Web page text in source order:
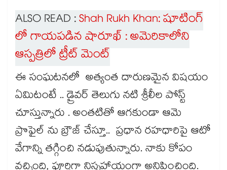
ALSO READ :Shah Rukh Khan: షూటింగ్
లో గాయపడిన షారూఖ్ : అమెరికాలోని
ఆస్పత్రిలో ట్రీట్ మెంట్
ఈ సంఘటనలో అత్యంత దారుణమైన విషయం
ఏమిటంటే .. డ్రైవర్ తెలుగు నటి శ్రీలీల పోస్ట్
చూస్తున్నారు . అంతటితో ఆగకుండా ఆమె
ప్రొఫైల్ ను బ్రౌజ్ చేస్తూ.. ప్రధాన రహధారిపై ఆటో
వేగాన్ని తగ్గించి నడుపుతున్నారు. నాకు కోపం